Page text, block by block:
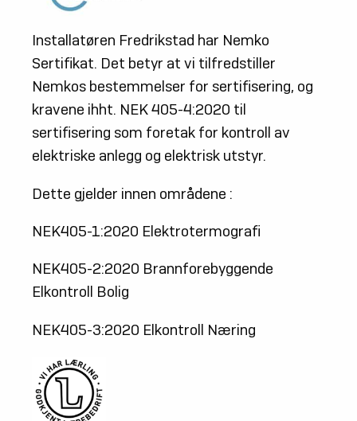
Installatøren Fredrikstad har Nemko
Sertifikat. Det betyr at vi tilfredstiller
Nemkos bestemmelser for sertifisering, og
kravene ihht. NEK 405-4:2020 til
sertifisering som foretak for kontroll av
elektriske anlegg og elektrisk utstyr.
Dette gjelder innen områdene :
NEK405-1:2020 Elektrotermografi
NEK405-2:2020 Brannforebyggende
Elkontroll Bolig
NEK405-3:2020 Elkontroll Næring